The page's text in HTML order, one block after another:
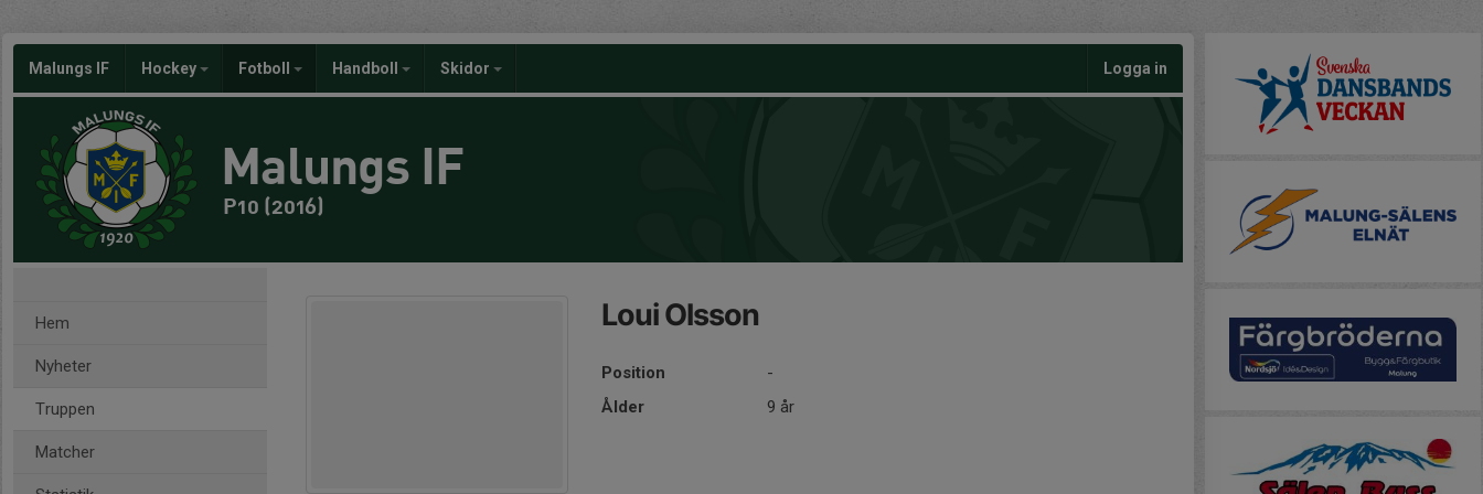
Malungs IF Hockey Fotboll Handboll Skidor Logga in
Malungs IF
P10 (2016)
Hem
Nyheter
Truppen
Matcher
Loui Olsson
Position
-
Ålder
9 år